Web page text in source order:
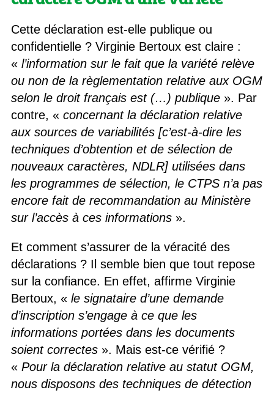
Cette déclaration est-elle publique ou
confidentielle ? Virginie Bertoux est claire :
« l’information sur le fait que la variété relève
ou non de la règlementation relative aux OGM
selon le droit français est (…) publique». Par
contre, « concernant la déclaration relative
aux sources de variabilités [c’est-à-dire les
techniques d’obtention et de sélection de
nouveaux caractères, NDLR] utilisées dans
les programmes de sélection, le CTPS n’a pas
encore fait de recommandation au Ministère
sur l’accès à ces informations».
Et comment s’assurer de la véracité des
déclarations ? Il semble bien que tout repose
sur la confiance. En effet, affirme Virginie
Bertoux, « le signataire d’une demande
d’inscription s’engage à ce que les
informations portées dans les documents
soient correctes». Mais est-ce vérifié ?
« Pour la déclaration relative au statut OGM,
nous disposons des techniques de détection